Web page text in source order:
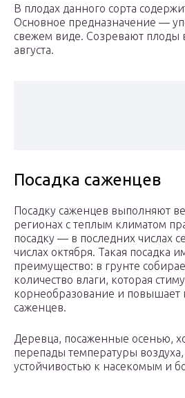
В плодах данного сорта
Основное предназначение —
свежем виде. Созревают плоды
августа.
Посадка саженцев
Посадку саженцев выполняют
регионах с теплым климатом
посадку — в последних числах
числах октября. Такая посадка
преимущество: в грунте
количество влаги, которая
корнеобразование и повышает
саженцев.
Деревца, посаженные осенью,
перепады температуры воздуха,
устойчивостью к насекомым и